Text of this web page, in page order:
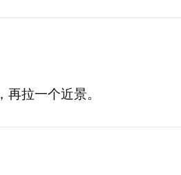
拉一个近景。